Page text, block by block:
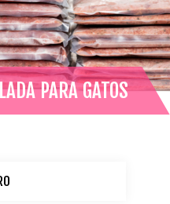
PARA GATOS